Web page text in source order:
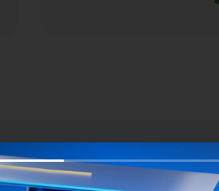
Ulashish: